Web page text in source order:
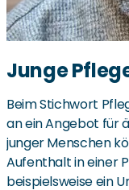
Junge
Beim Stichwort
an ein Angebot für
junger Menschen
Aufenthalt in einer
beispielsweise ein